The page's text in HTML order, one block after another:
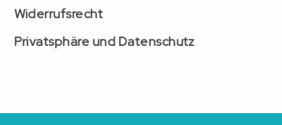
Widerrufsrecht
Privatsphäre und Datenschutz